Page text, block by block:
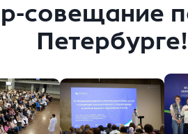
совещание
Петербурге!